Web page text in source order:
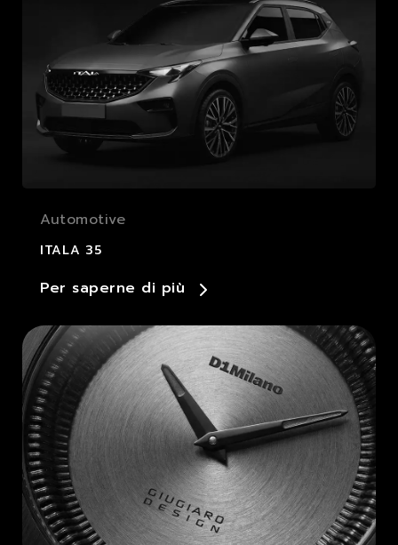
Automotive
ITALA 35
Per saperne di più